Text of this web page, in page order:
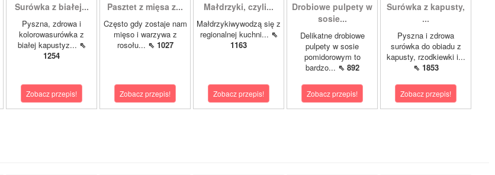
Surówka z białej...
Pyszna, zdrowa i
kolorowasurówka z
białej kapustyz... ⇖
1254
Zobacz przepis!
Pasztet z mięsa z...
Często gdy zostaje nam
mięso i warzywa z
rosołu... ⇖ 1027
Zobacz przepis!
Małdrzyki, czyli...
Małdrzykiwywodzą się z
regionalnej kuchni... ⇖
1163
Zobacz przepis!
Drobiowe pulpety w
sosie...
Delikatne drobiowe
pulpety w sosie
pomidorowym to
bardzo... ⇖ 892
Zobacz przepis!
Surówka z kapusty,
...
Pyszna i zdrowa
surówka do obiadu z
kapusty, rzodkiewki i...
⇖ 1853
Zobacz przepis!